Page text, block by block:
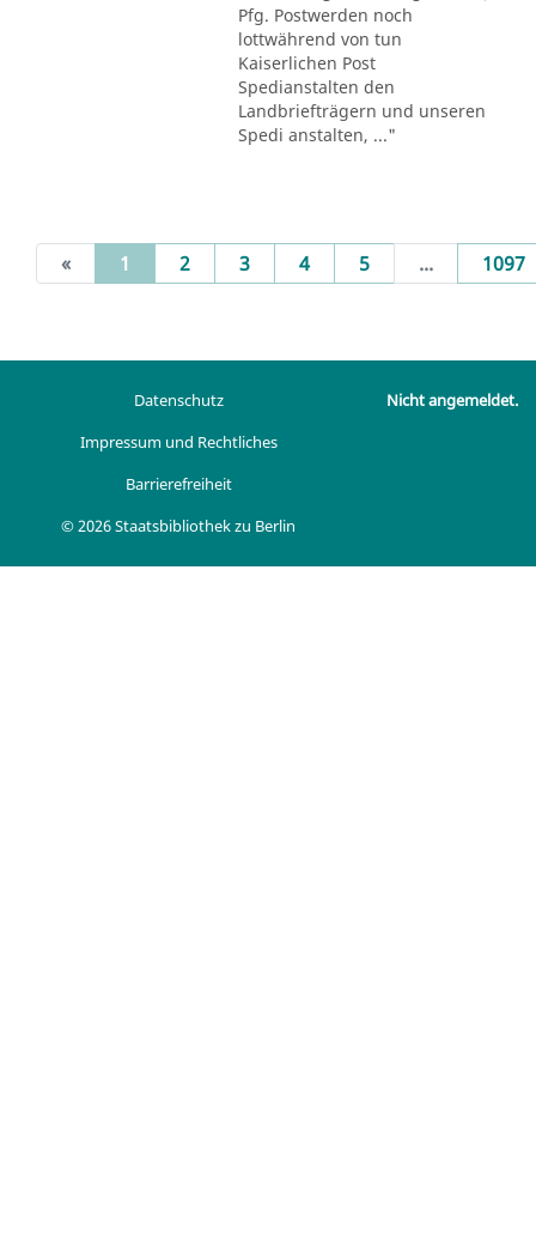
Pfg. Postwerden noch
lottwährend von tun
Kaiserlichen Post
Spedianstalten den
Landbriefträgern und unseren
Spedi anstalten, ..."
« 1 (current)
2 3 4 5 ... 1097
Datenschutz
Impressum und Rechtliches
Barrierefreiheit
© 2026 Staatsbibliothek zu Berlin
Nicht angemeldet.